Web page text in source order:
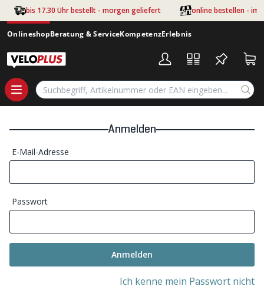
Zum Hauptinhalt springen
bis 17.30 Uhr bestellt - morgen geliefert online bestellen - im
OnlineshopBeratung & ServiceKompetenzErlebnis
Anmelden
E-Mail-Adresse
Passwort
Anmelden
Ich kenne mein Passwort nicht